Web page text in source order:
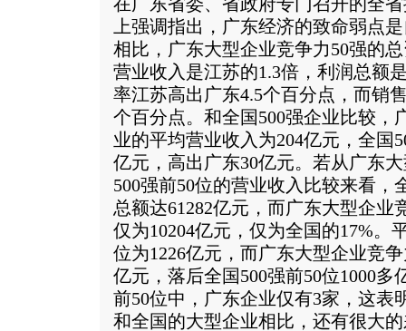
在广东省委、省政府专门召开的全
上强调指出，广东经济的致命弱点
相比，广东大型企业竞争力50强的
营业收入是江苏的1.3倍，利润总额
率江苏高出广东4.5个百分点，而销
个百分点。和全国500强企业比较，
业的平均营业收入为204亿元，全国
亿元，高出广东30亿元。若从广东
500强前50位的营业收入比较来看，
总额达61282亿元，而广东大型企业
仅为10204亿元，仅为全国的17%。
位为1226亿元，而广东大型企业竞
亿元，落后全国500强前50位1000多
前50位中，广东企业仅有3家，这表
和全国的大型企业相比，还有很大